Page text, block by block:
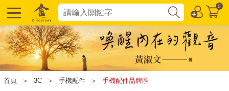
0
首頁 ＞ 3C ＞ 手機配件 ＞ 手機配件品牌區